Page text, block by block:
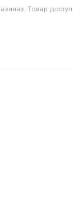
Товар